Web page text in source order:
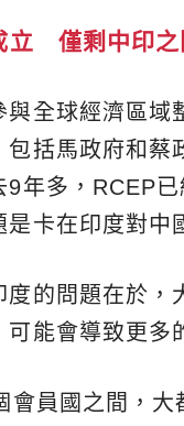
立 僅剩中印之
與全球經濟區域
包括馬政府和蔡
9年多，RCEP
是卡在印度對中
度的問題在於，
可能會導致更多
會員國之間，